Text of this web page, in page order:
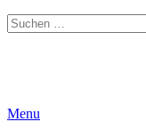
Suchen
nach:
Menu